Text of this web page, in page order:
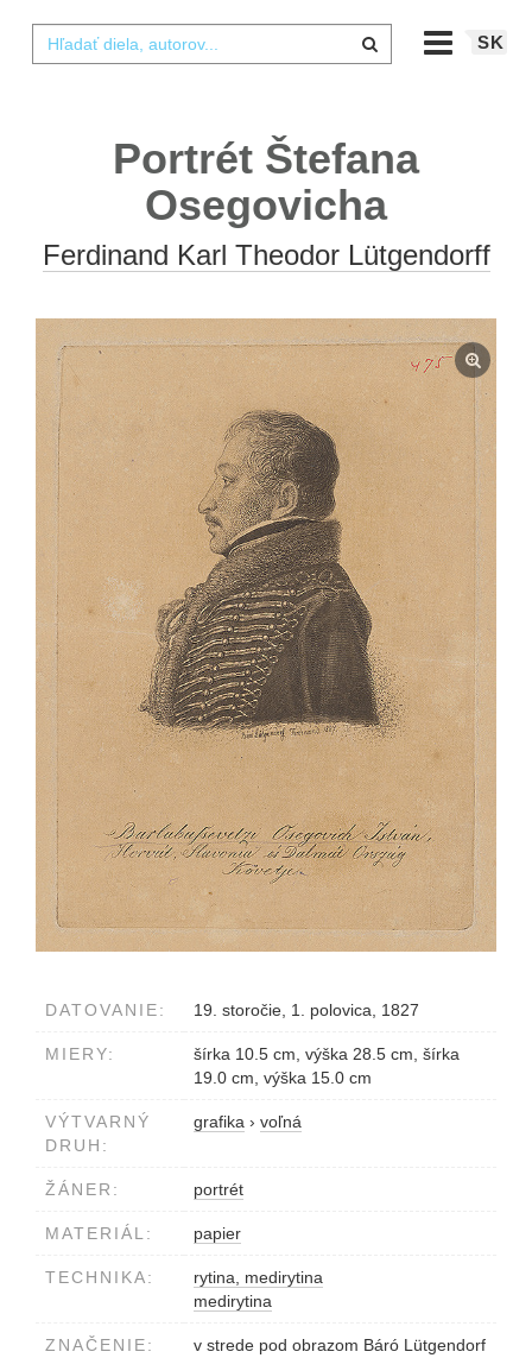
SK
Portrét Štefana
Osegovicha
Ferdinand Karl Theodor Lütgendorff
DATOVANIE: 19. storočie, 1. polovica, 1827
MIERY:
šírka 10.5 cm, výška 28.5 cm, šírka
19.0 cm, výška 15.0 cm
VÝTVARNÝ
DRUH:
grafika › voľná
ŽÁNER: portrét
MATERIÁL: papier
TECHNIKA:
rytina, medirytina
medirytina
ZNAČENIE:
v strede pod obrazom Báró Lütgendorf